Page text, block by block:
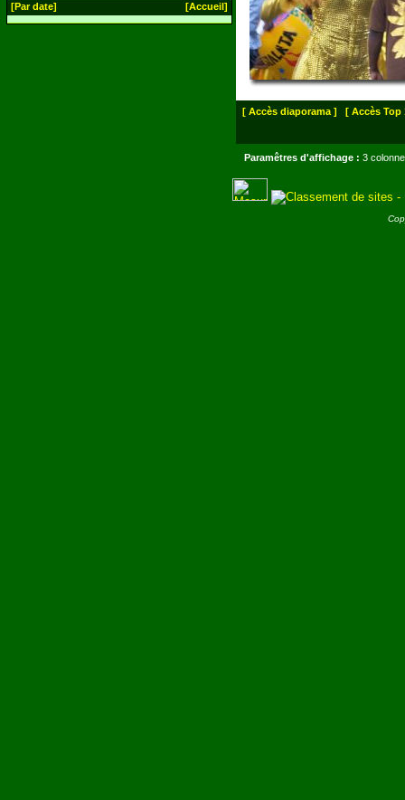
[Par date] [Accueil]
[ Accès diaporama ] [ Accès Top
Paramêtres d'affichage : 3